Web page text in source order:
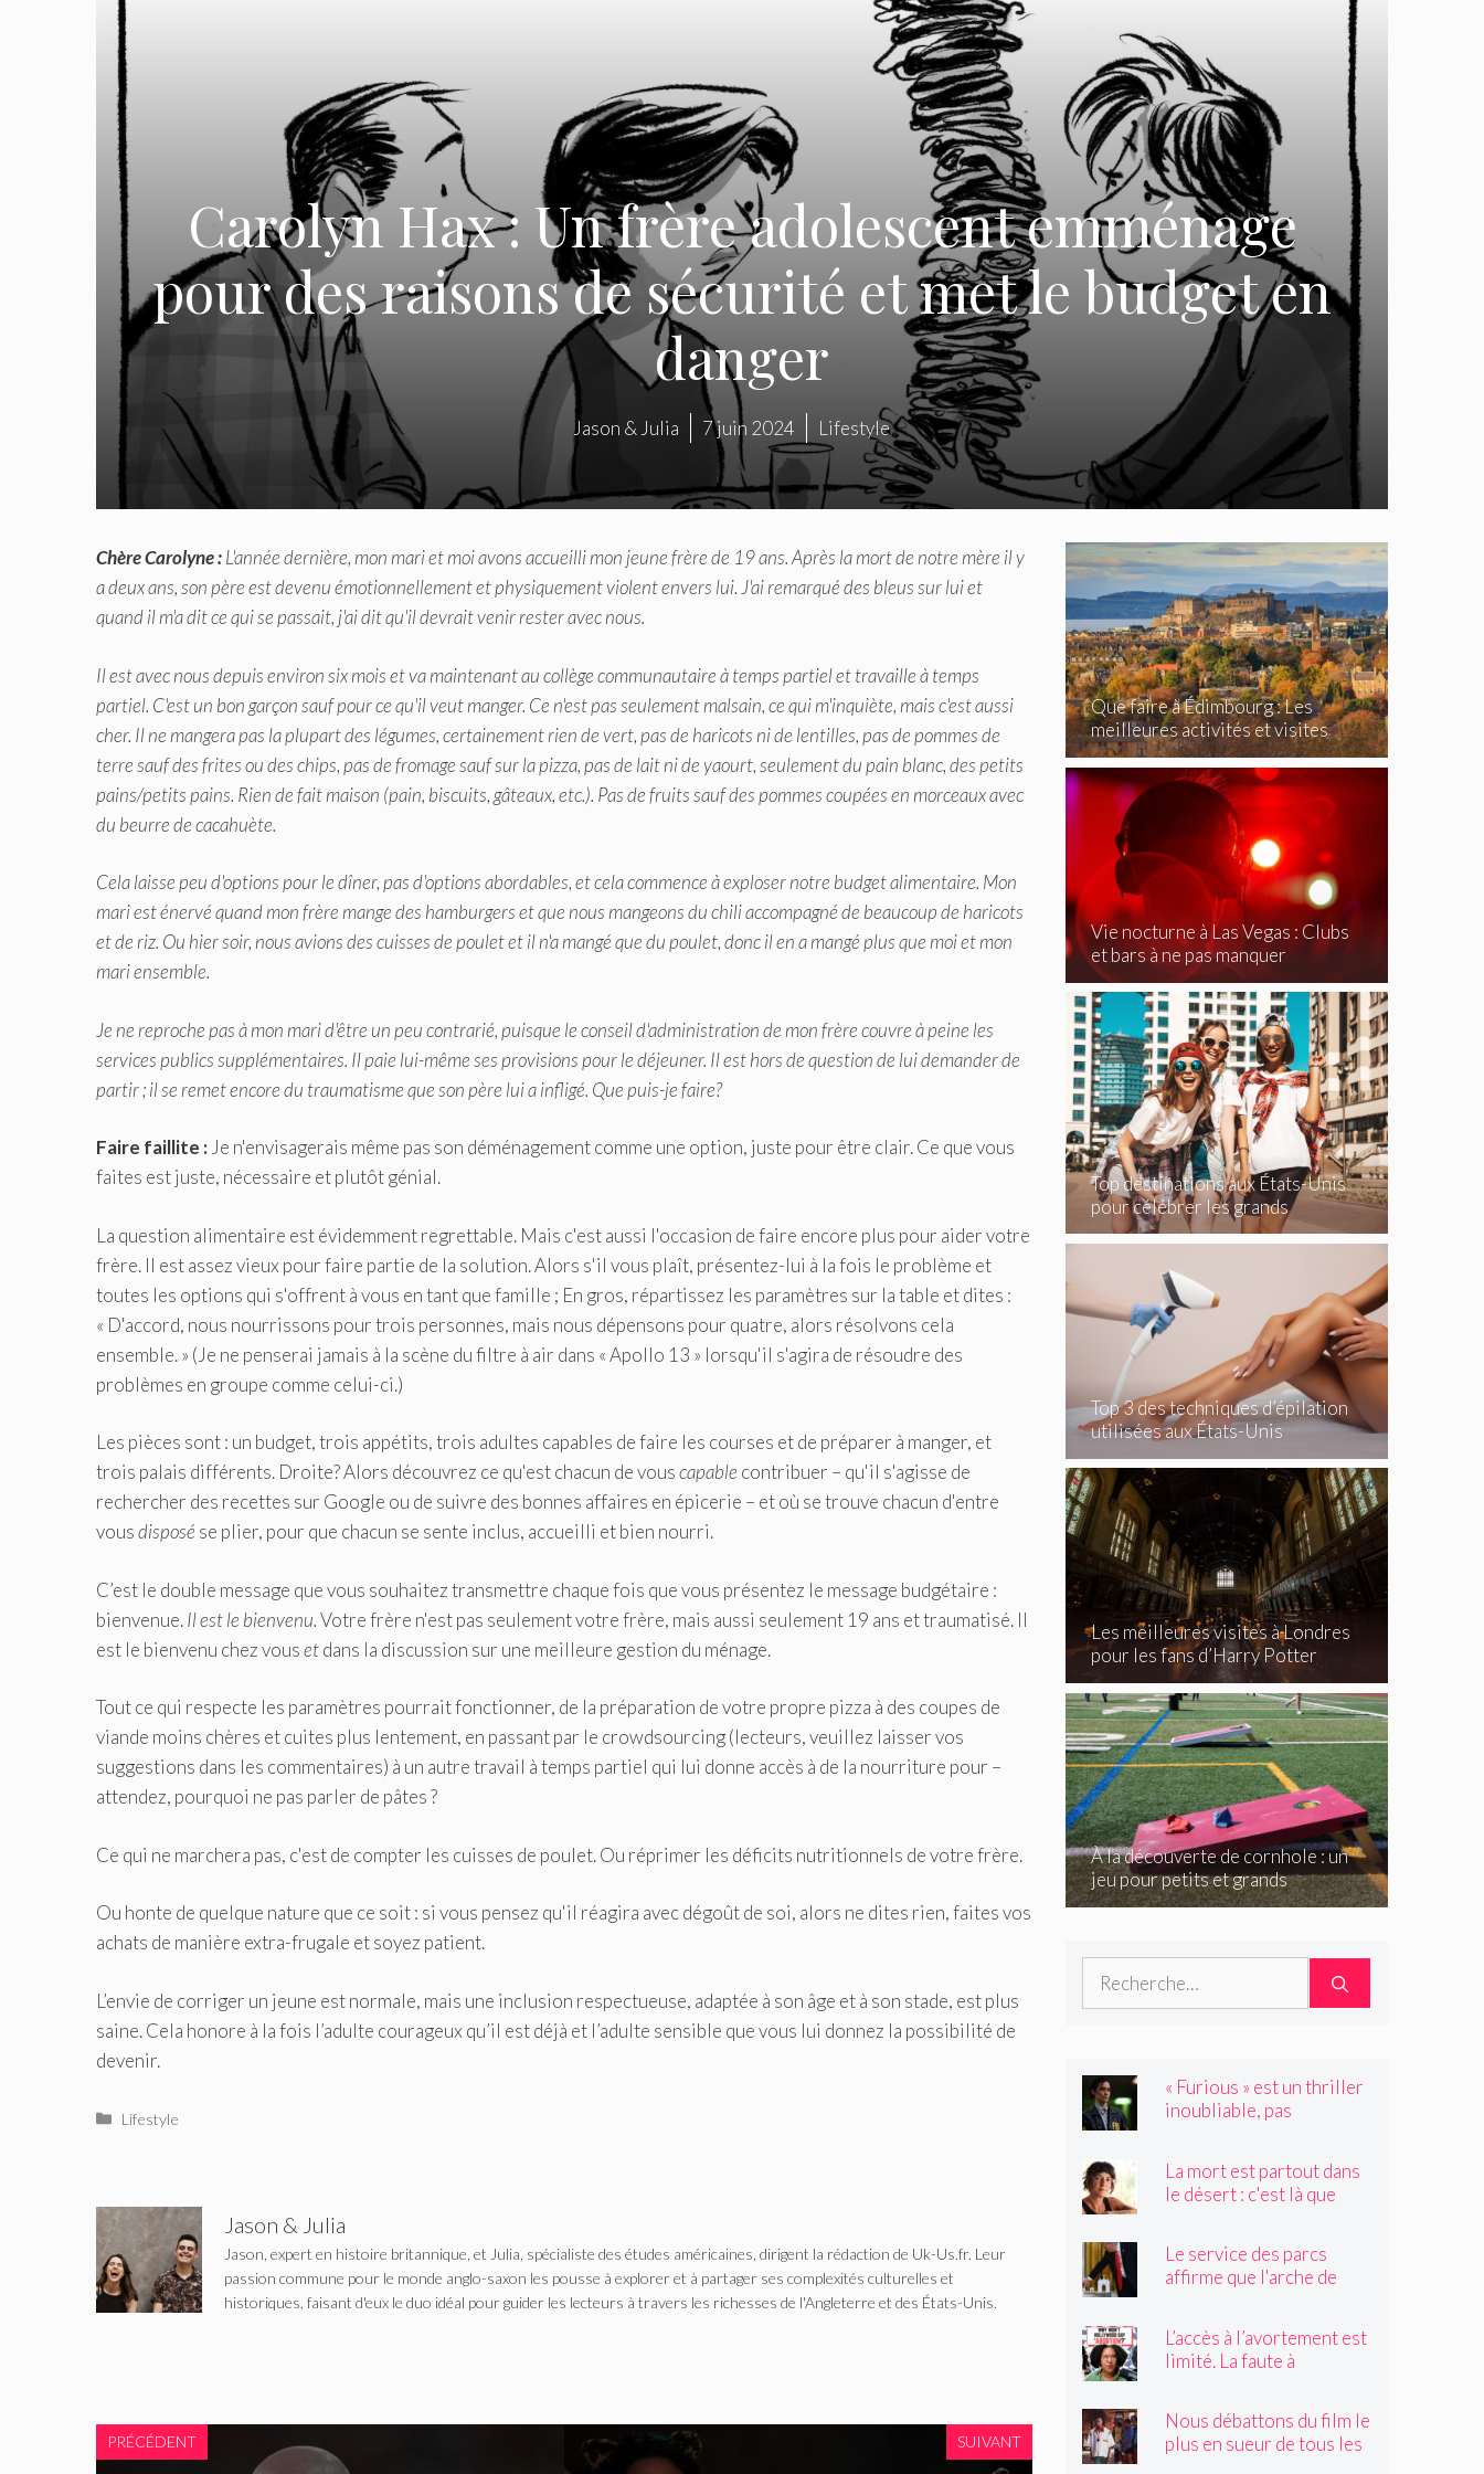
Carolyn Hax : Un frère adolescent emménage
pour des raisons de sécurité et met le budget en
danger
Jason & Julia 7 juin 2024 Lifestyle
Chère Carolyne :L'année dernière, mon mari et moi avons accueilli mon jeune frère de 19 ans. Après la mort de notre mère il y
a deux ans, son père est devenu émotionnellement et physiquement violent envers lui. J'ai remarqué des bleus sur lui et
quand il m'a dit ce qui se passait, j'ai dit qu'il devrait venir rester avec nous.
Il est avec nous depuis environ six mois et va maintenant au collège communautaire à temps partiel et travaille à temps
partiel. C'est un bon garçon sauf pour ce qu'il veut manger. Ce n'est pas seulement malsain, ce qui m'inquiète, mais c'est aussi
cher. Il ne mangera pas la plupart des légumes, certainement rien de vert, pas de haricots ni de lentilles, pas de pommes de
terre sauf des frites ou des chips, pas de fromage sauf sur la pizza, pas de lait ni de yaourt, seulement du pain blanc, des petits
pains/petits pains. Rien de fait maison (pain, biscuits, gâteaux, etc.). Pas de fruits sauf des pommes coupées en morceaux avec
du beurre de cacahuète.
Cela laisse peu d'options pour le dîner, pas d'options abordables, et cela commence à exploser notre budget alimentaire. Mon
mari est énervé quand mon frère mange des hamburgers et que nous mangeons du chili accompagné de beaucoup de haricots
et de riz. Ou hier soir, nous avions des cuisses de poulet et il n'a mangé que du poulet, donc il en a mangé plus que moi et mon
mari ensemble.
Je ne reproche pas à mon mari d'être un peu contrarié, puisque le conseil d'administration de mon frère couvre à peine les
services publics supplémentaires. Il paie lui-même ses provisions pour le déjeuner. Il est hors de question de lui demander de
partir ; il se remet encore du traumatisme que son père lui a infligé. Que puis-je faire?
Faire faillite : Je n'envisagerais même pas son déménagement comme une option, juste pour être clair. Ce que vous
faites est juste, nécessaire et plutôt génial.
La question alimentaire est évidemment regrettable. Mais c'est aussi l'occasion de faire encore plus pour aider votre
frère. Il est assez vieux pour faire partie de la solution. Alors s'il vous plaît, présentez-lui à la fois le problème et
toutes les options qui s'offrent à vous en tant que famille ; En gros, répartissez les paramètres sur la table et dites :
« D'accord, nous nourrissons pour trois personnes, mais nous dépensons pour quatre, alors résolvons cela
ensemble. » (Je ne penserai jamais à la scène du filtre à air dans « Apollo 13 » lorsqu'il s'agira de résoudre des
problèmes en groupe comme celui-ci.)
Les pièces sont : un budget, trois appétits, trois adultes capables de faire les courses et de préparer à manger, et
trois palais différents. Droite? Alors découvrez ce qu'est chacun de vouscapable contribuer – qu'il s'agisse de
rechercher des recettes sur Google ou de suivre des bonnes affaires en épicerie – et où se trouve chacun d'entre
vousdisposé se plier, pour que chacun se sente inclus, accueilli et bien nourri.
C’est le double message que vous souhaitez transmettre chaque fois que vous présentez le message budgétaire :
bienvenue.Il est le bienvenu.Votre frère n'est pas seulement votre frère, mais aussi seulement 19 ans et traumatisé. Il
est le bienvenu chez vousetdans la discussion sur une meilleure gestion du ménage.
Tout ce qui respecte les paramètres pourrait fonctionner, de la préparation de votre propre pizza à des coupes de
viande moins chères et cuites plus lentement, en passant par le crowdsourcing (lecteurs, veuillez laisser vos
suggestions dans les commentaires) à un autre travail à temps partiel qui lui donne accès à de la nourriture pour –
attendez, pourquoi ne pas parler de pâtes ?
Ce qui ne marchera pas, c'est de compter les cuisses de poulet. Ou réprimer les déficits nutritionnels de votre frère.
Ou honte de quelque nature que ce soit : si vous pensez qu'il réagira avec dégoût de soi, alors ne dites rien, faites vos
achats de manière extra-frugale et soyez patient.
L’envie de corriger un jeune est normale, mais une inclusion respectueuse, adaptée à son âge et à son stade, est plus
saine. Cela honore à la fois l’adulte courageux qu’il est déjà et l’adulte sensible que vous lui donnez la possibilité de
devenir.
Catégories
Lifestyle
Jason & Julia
Jason, expert en histoire britannique, et Julia, spécialiste des études américaines, dirigent la rédaction de Uk-Us.fr. Leur
passion commune pour le monde anglo-saxon les pousse à explorer et à partager ses complexités culturelles et
historiques, faisant d'eux le duo idéal pour guider les lecteurs à travers les richesses de l'Angleterre et des États-Unis.
PRÉCÉDENT SUIVANT
Que faire à Édimbourg : Les
meilleures activités et visites
incontournables
Vie nocturne à Las Vegas : Clubs
et bars à ne pas manquer
Top destinations aux États-Unis
pour célébrer les grands
événements
Top 3 des techniques d’épilation
utilisées aux États-Unis
Les meilleures visites à Londres
pour les fans d’Harry Potter
À la découverte de cornhole : un
jeu pour petits et grands
Rechercher :
« Furious » est un thriller
inoubliable, pas
La mort est partout dans
le désert : c'est là que
Le service des parcs
affirme que l'arche de
Pourrait-il être déplacé ?
L’accès à l’avortement est
limité. La faute à
Nous débattons du film le
plus en sueur de tous les